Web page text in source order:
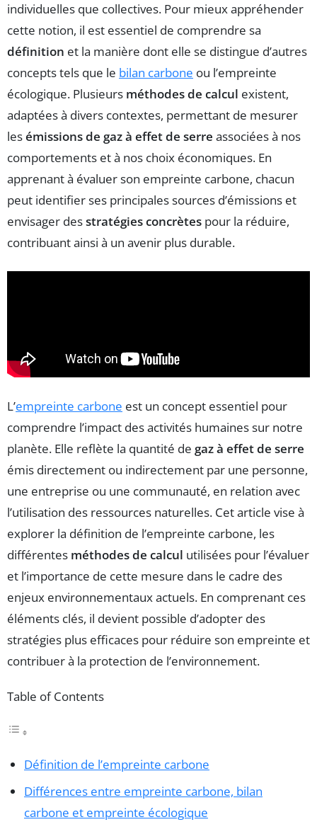
individuelles que collectives. Pour mieux appréhender
cette notion, il est essentiel de comprendre sa
définition et la manière dont elle se distingue d’autres
concepts tels que le bilan carbone ou l’empreinte
écologique. Plusieurs méthodes de calcul existent,
adaptées à divers contextes, permettant de mesurer
lesémissions de gaz à effet de serre associées à nos
comportements et à nos choix économiques. En
apprenant à évaluer son empreinte carbone, chacun
peut identifier ses principales sources d’émissions et
envisager desstratégies concrètes pour la réduire,
contribuant ainsi à un avenir plus durable.
L’empreinte carbone est un concept essentiel pour
comprendre l’impact des activités humaines sur notre
planète. Elle reflète la quantité de gaz à effet de serre
émis directement ou indirectement par une personne,
une entreprise ou une communauté, en relation avec
l’utilisation des ressources naturelles. Cet article vise à
explorer la définition de l’empreinte carbone, les
différentes méthodes de calcul utilisées pour l’évaluer
et l’importance de cette mesure dans le cadre des
enjeux environnementaux actuels. En comprenant ces
éléments clés, il devient possible d’adopter des
stratégies plus efficaces pour réduire son empreinte et
contribuer à la protection de l’environnement.
Table of Contents
Définition de l’empreinte carbone
Différences entre empreinte carbone, bilan
carbone et empreinte écologique